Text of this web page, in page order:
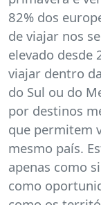
82% dos
de viajar nos
elevado desde
viajar dentro
do Sul ou do
por destinos
que permitem
mesmo país.
apenas como
como